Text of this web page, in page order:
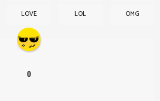
LOVE LOL OMG
0